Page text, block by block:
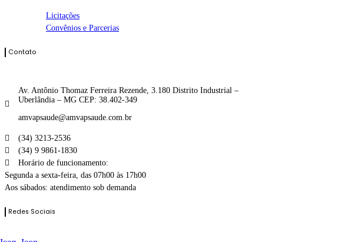
Licitações
Convênios e Parcerias
Contato
Av. Antônio Thomaz Ferreira Rezende, 3.180 Distrito Industrial –
Uberlândia – MG CEP: 38.402-349
amvapsaude@amvapsaude.com.br
(34) 3213-2536
(34) 9 9861-1830
Horário de funcionamento:
Segunda a sexta-feira, das 07h00 às 17h00
Aos sábados: atendimento sob demanda
Redes Sociais